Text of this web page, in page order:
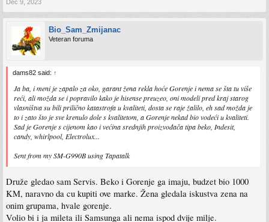
Dec 9, 2023
Bio_Sam_Zmijanac
Veteran foruma
dams82 said: ↑
Ja ba, i meni je zapalo za oko, garant žena rekla hoće Gorenje i nema se šta tu više
reći, ali možda se i popravilo kako je hisense preuzeo, oni modeli pred kraj starog
vlasništva su bili prilično katastrofa u kvaliteti, dosta se raje žalilo, eh sad možda je
to i zato što je sve krenulo dole s kvalitetom, a Gorenje nekad bio vodeći u kvaliteti.
Sad je Gorenje s cijenom kao i većina srednjih proizvođača tipa beko, Indesit,
candy, whirlpool, Electrolux...
Sent from my SM-G990B using Tapatalk
Druže gledao sam Servis. Beko i Gorenje ga imaju, budzet bio 1000
KM, naravno da cu kupiti ove marke. Žena gledala iskustva zena na
onim grupama, hvale gorenje.
Volio bi i ja mileta ili Samsunga ali nema ispod dvije milje.